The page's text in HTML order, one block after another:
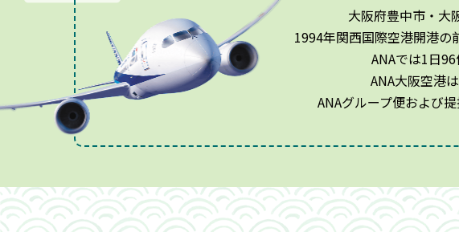
大阪府豊中市・大
1994年関西国際空港開港
ANAでは1日
ANA大阪空港
ANAグループ便および